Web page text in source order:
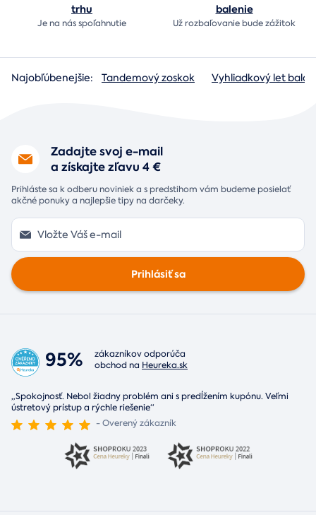
trhu
Je na násspoľahnutie
balenie
Už rozbaľovanie budezážitok
Najobľúbenejšie: Tandemový zoskok Vyhliadkový let
Zadajte svoj e-mail
a získajte zľavu 4 €
Prihláste sa k odberu noviniek a s predstihom vám budeme posielať
akčné ponuky a najlepšie tipy na darčeky.
Prihlásiť sa
95%
zákazníkov odporúča
obchod na Heureka.sk
„Spokojnosť. Nebol žiadny problém ani s predĺžením kupónu. Veľmi
ústretový prístup a rýchle riešenie“
- Overený zákazník